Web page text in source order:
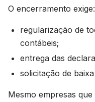
O encerramento exige:
regularização de
contábeis;
entrega das
solicitação de
Mesmo empresas